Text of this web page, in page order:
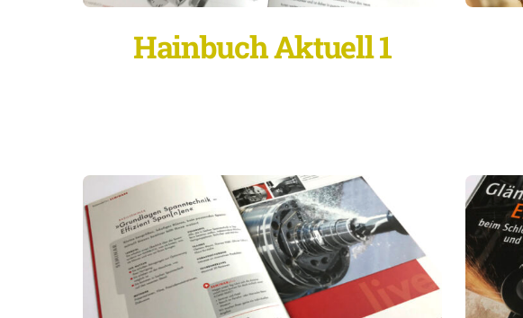
Hainbuch Aktuell 1